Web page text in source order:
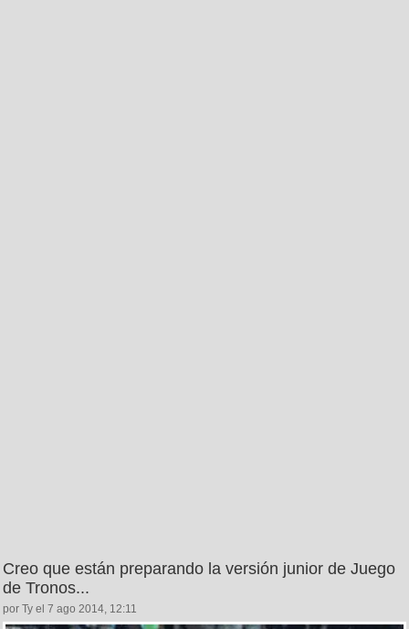
Creo que están preparando la versión junior de Juego
de Tronos...
por Ty el 7 ago 2014, 12:11